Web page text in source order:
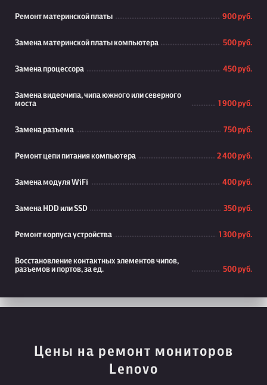
Ремонт материнской платы 900 руб.
Замена материнской платы компьютера 500 руб.
Замена процессора 450 руб.
Замена видеочипа, чипа южного или северного
моста
1 900 руб.
Замена разъема 750 руб.
Ремонт цепи питания компьютера 2 400 руб.
Замена модуля WiFi 400 руб.
Замена HDD или SSD 350 руб.
Ремонт корпуса устройства 1 300 руб.
Восстановление контактных элементов чипов,
разъемов и портов, за ед.
500 руб.
Цены на ремонт мониторов
Lenovo